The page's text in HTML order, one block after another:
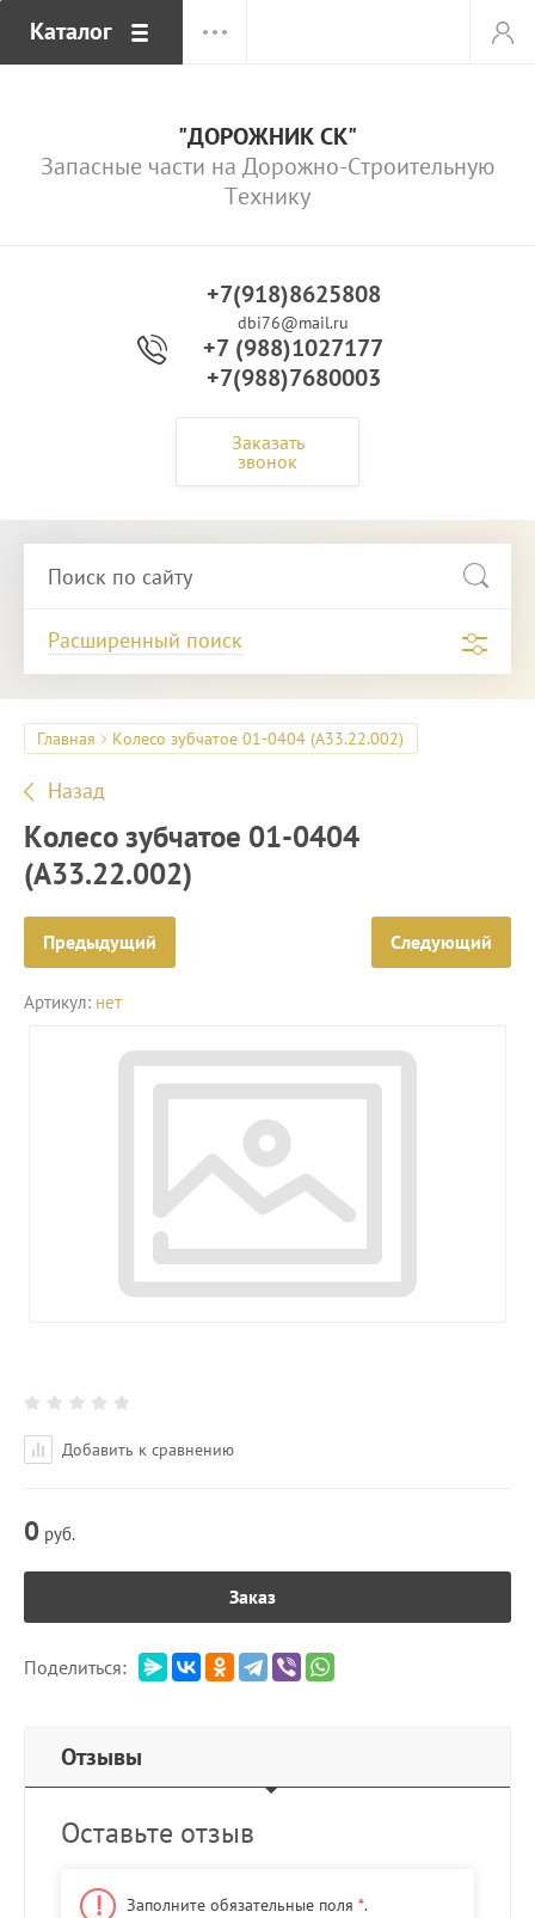
Каталог
"ДОРОЖНИК СК"
Запасные части на Дорожно-Строительную
Технику
+7(918)8625808
dbi76@mail.ru
+7 (988)1027177
+7(988)7680003
Заказать
звонок
Расширенный поиск
Главная Колесо зубчатое 01-0404 (А33.22.002)
Назад
Колесо зубчатое 01-0404
(А33.22.002)
Предыдущий Следующий
Артикул: нет
Добавить к сравнению
0 руб.
Заказ
Поделиться:
Отзывы
Оставьте отзыв
Заполните обязательные поля *.